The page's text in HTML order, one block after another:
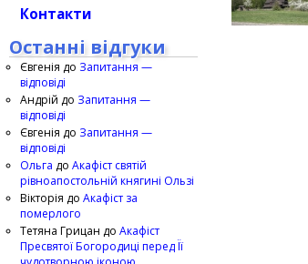
Контакти
Останні відгуки
Євгенія до Запитання —
відповіді
Андрій до Запитання —
відповіді
Євгенія до Запитання —
відповіді
Ольга до Акафіст святій
рівноапостольній княгині Ользі
Вікторія до Акафіст за
померлого
Тетяна Грицан до Акафіст
Пресвятої Богородиці перед Її